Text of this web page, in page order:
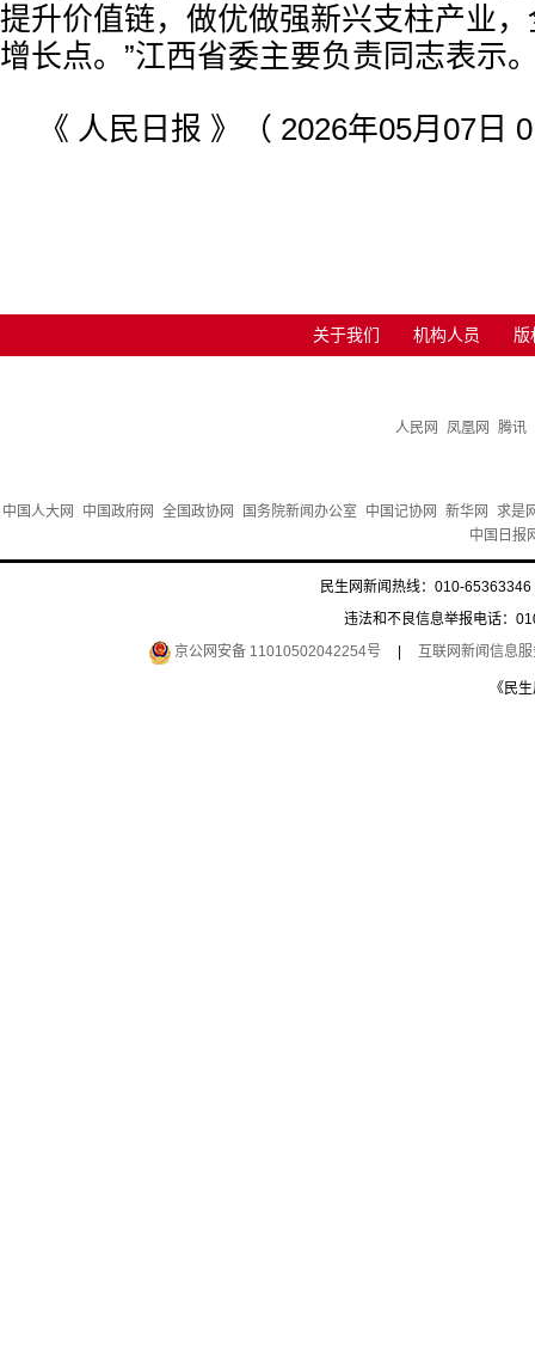
提升价值链，做优做强新兴支柱产业
增长点。”江西省委主要负责同志表示
《 人民日报 》（ 2026年05月07日
关于我们 机构人员 版
人民网 凤凰网 腾讯
中国人大网 中国政府网 全国政协网 国务院新闻办公室 中国记协网 新华网
求是
中国日报
民生网新闻热线：010-
违法和不良信息举报电话：
京公网安备 11010502042254号
互联网新闻信息
《民